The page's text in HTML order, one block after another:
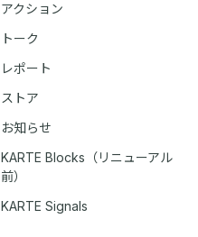
アクション
トーク
レポート
ストア
お知らせ
KARTE Blocks（リニューアル
前）
KARTE Signals